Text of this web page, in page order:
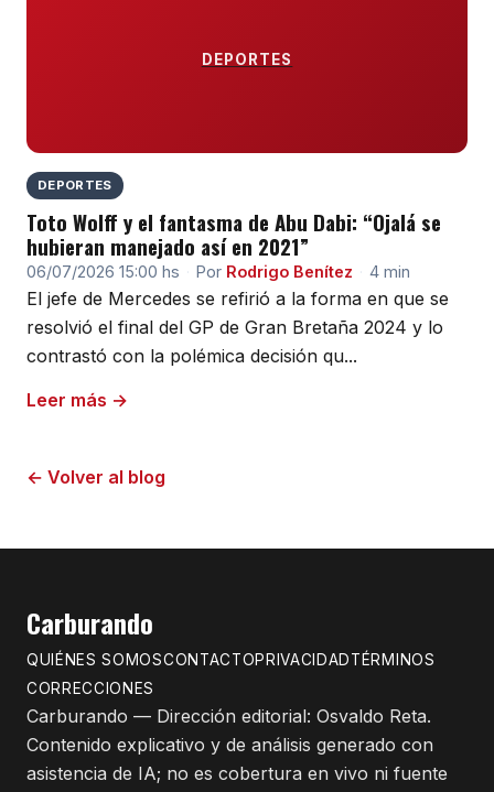
DEPORTES
DEPORTES
Toto Wolff y el fantasma de Abu Dabi: “Ojalá se
hubieran manejado así en 2021”
06/07/2026 15:00 hs · Por Rodrigo Benítez · 4 min
El jefe de Mercedes se refirió a la forma en que se
resolvió el final del GP de Gran Bretaña 2024 y lo
contrastó con la polémica decisión qu...
Leer más →
← Volver al blog
Carburando
QUIÉNES SOMOSCONTACTOPRIVACIDADTÉRMINOS
CORRECCIONES
Carburando — Dirección editorial: Osvaldo Reta.
Contenido explicativo y de análisis generado con
asistencia de IA; no es cobertura en vivo ni fuente